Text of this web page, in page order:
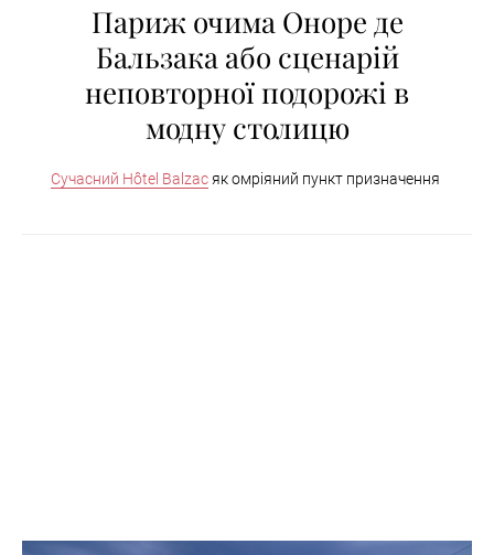
Париж очима Оноре де
Бальзака або сценарій
неповторної подорожі в
модну столицю
Сучасний Hôtel Balzac як омріяний пункт призначення